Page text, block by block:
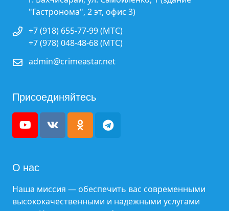
"Гастронома", 2 эт, офис 3)
+7 (918) 655-77-99 (МТС)
+7 (978) 048-48-68 (МТС)
admin@crimeastar.net
Присоединяйтесь
О нас
Наша миссия — обеспечить вас современными
высококачественными и надежными услугами